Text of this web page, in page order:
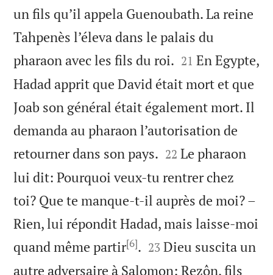
un fils qu’il appela Guenoubath. La reine
Tahpenès l’éleva dans le palais du
pharaon avec les fils du roi. 

21 En Egypte,
Hadad apprit que David était mort et que
Joab son général était également mort. Il
demanda au pharaon l’autorisation de
retourner dans son pays. 

22 Le pharaon
lui dit: Pourquoi veux-tu rentrer chez
toi? Que te manque-t-il auprès de moi? –
Rien, lui répondit Hadad, mais laisse-moi
quand même partir[6]. 

23 Dieu suscita un
autre adversaire à Salomon: Rezôn, fils